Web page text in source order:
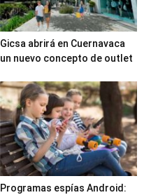
Gicsa abrirá en Cuernavaca
un nuevo concepto de outlet
Programas espías Android: